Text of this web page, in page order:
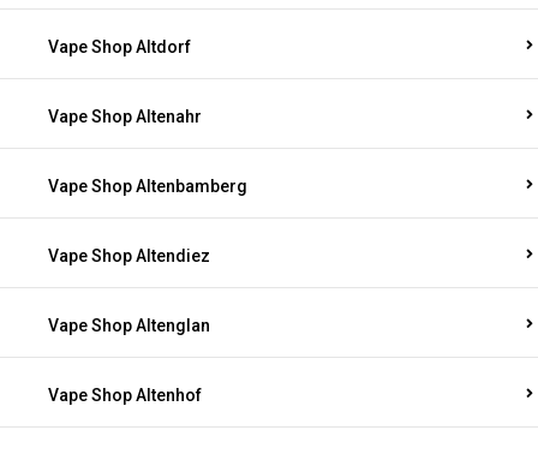
Vape Shop Altdorf
Vape Shop Altenahr
Vape Shop Altenbamberg
Vape Shop Altendiez
Vape Shop Altenglan
Vape Shop Altenhof